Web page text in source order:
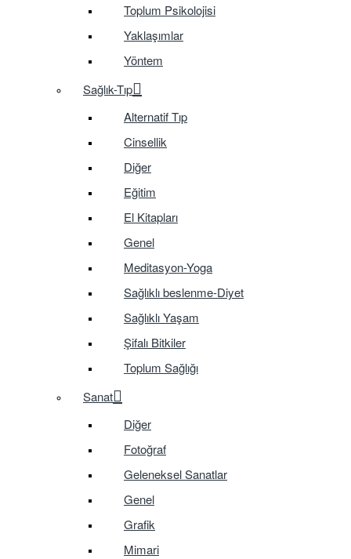
Toplum Psikolojisi
Yaklaşımlar
Yöntem
Sağlık-Tıp
Alternatif Tıp
Cinsellik
Diğer
Eğitim
El Kitapları
Genel
Meditasyon-Yoga
Sağlıklı beslenme-Diyet
Sağlıklı Yaşam
Şifalı Bitkiler
Toplum Sağlığı
Sanat
Diğer
Fotoğraf
Geleneksel Sanatlar
Genel
Grafik
Mimari